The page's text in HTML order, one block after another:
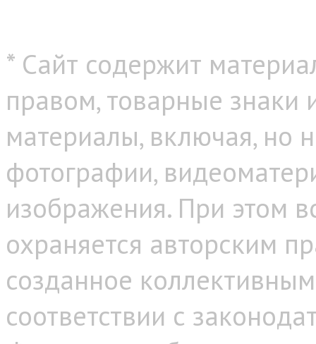
* Сайт содержит
правом, товарные
материалы, включая, но
фотографии,
изображения. При этом
охраняется авторским
созданное
соответствии с